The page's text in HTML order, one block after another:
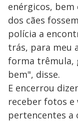
enérgicos, bem
dos cães
polícia a
trás, para meu
forma trêmula,
bem", disse.
E encerrou
receber fotos e
pertencentes a